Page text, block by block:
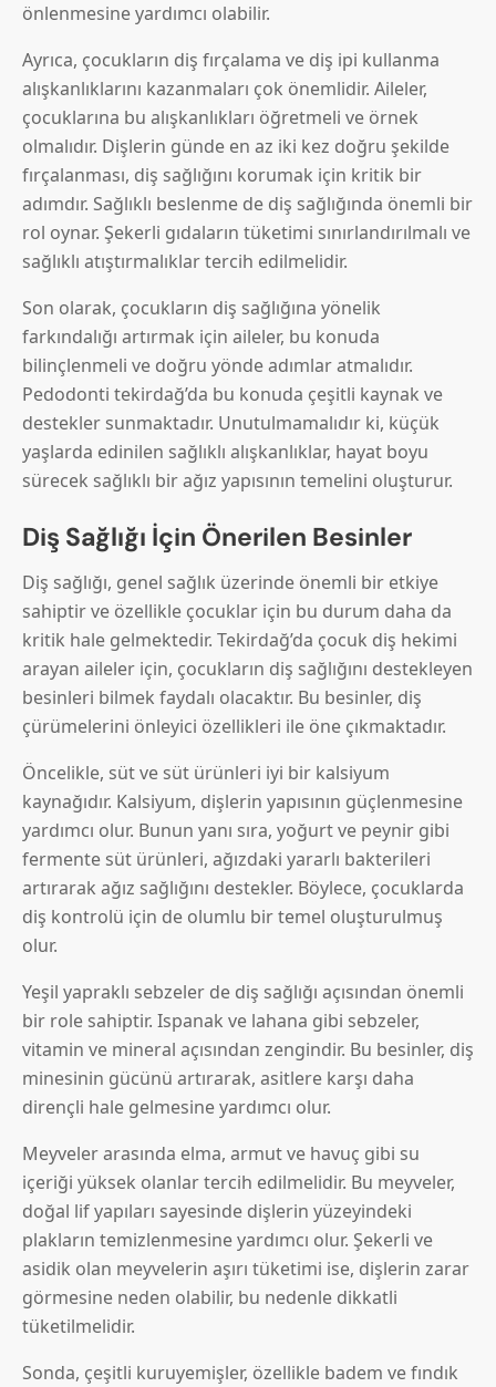
önlenmesine yardımcı olabilir.
Ayrıca, çocukların diş fırçalama ve diş ipi kullanma
alışkanlıklarını kazanmaları çok önemlidir. Aileler,
çocuklarına bu alışkanlıkları öğretmeli ve örnek
olmalıdır. Dişlerin günde en az iki kez doğru şekilde
fırçalanması, diş sağlığını korumak için kritik bir
adımdır. Sağlıklı beslenme de diş sağlığında önemli bir
rol oynar. Şekerli gıdaların tüketimi sınırlandırılmalı ve
sağlıklı atıştırmalıklar tercih edilmelidir.
Son olarak, çocukların diş sağlığına yönelik
farkındalığı artırmak için aileler, bu konuda
bilinçlenmeli ve doğru yönde adımlar atmalıdır.
Pedodonti tekirdağ’da bu konuda çeşitli kaynak ve
destekler sunmaktadır. Unutulmamalıdır ki, küçük
yaşlarda edinilen sağlıklı alışkanlıklar, hayat boyu
sürecek sağlıklı bir ağız yapısının temelini oluşturur.
Diş Sağlığı İçin Önerilen Besinler
Diş sağlığı, genel sağlık üzerinde önemli bir etkiye
sahiptir ve özellikle çocuklar için bu durum daha da
kritik hale gelmektedir. Tekirdağ’da çocuk diş hekimi
arayan aileler için, çocukların diş sağlığını destekleyen
besinleri bilmek faydalı olacaktır. Bu besinler, diş
çürümelerini önleyici özellikleri ile öne çıkmaktadır.
Öncelikle, süt ve süt ürünleri iyi bir kalsiyum
kaynağıdır. Kalsiyum, dişlerin yapısının güçlenmesine
yardımcı olur. Bunun yanı sıra, yoğurt ve peynir gibi
fermente süt ürünleri, ağızdaki yararlı bakterileri
artırarak ağız sağlığını destekler. Böylece, çocuklarda
diş kontrolü için de olumlu bir temel oluşturulmuş
olur.
Yeşil yapraklı sebzeler de diş sağlığı açısından önemli
bir role sahiptir. Ispanak ve lahana gibi sebzeler,
vitamin ve mineral açısından zengindir. Bu besinler, diş
minesinin gücünü artırarak, asitlere karşı daha
dirençli hale gelmesine yardımcı olur.
Meyveler arasında elma, armut ve havuç gibi su
içeriği yüksek olanlar tercih edilmelidir. Bu meyveler,
doğal lif yapıları sayesinde dişlerin yüzeyindeki
plakların temizlenmesine yardımcı olur. Şekerli ve
asidik olan meyvelerin aşırı tüketimi ise, dişlerin zarar
görmesine neden olabilir, bu nedenle dikkatli
tüketilmelidir.
Sonda, çeşitli kuruyemişler, özellikle badem ve fındık